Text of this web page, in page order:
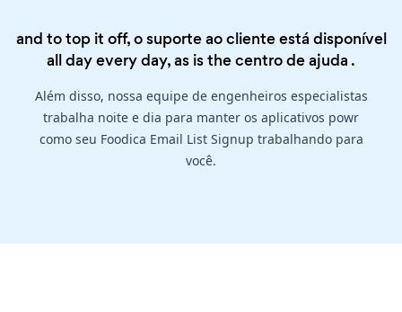
and to top it off, o suporte ao cliente está disponível
all day every day, as is thecentro de ajuda .
Além disso, nossa equipe de engenheiros especialistas
trabalha noite e dia para manter os aplicativos powr
como seu Foodica Email List Signup trabalhando para
você.